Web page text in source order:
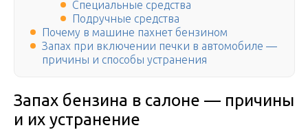
Специальные средства
Подручные средства
Почему в машине пахнет бензином
Запах при включении печки в автомобиле —
причины и способы устранения
Запах бензина в салоне — причины
и их устранение